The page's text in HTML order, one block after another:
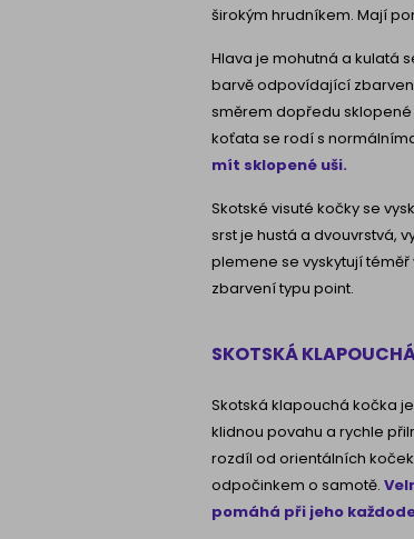
širokým hrudníkem. Mají
Hlava je mohutná a kulatá
barvě odpovídající
směrem dopředu sklopené
koťata se rodí s
mít sklopené uši.
Skotské visuté kočky se
srst je hustá a dvouvrstvá,
plemene se vyskytují
zbarvení typu point.
SKOTSKÁ
Skotská klapouchá kočka
klidnou povahu a rychle
rozdíl od orientálních
odpočinkem o samotě.
pomáhá při jeho